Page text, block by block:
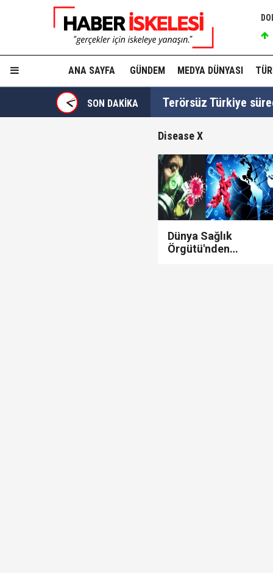
ANA SAYFA GÜNDEM MEDYA DÜNYASI
SON DAKİKA Terörsüz Türkiye
TGRT Ankara
yapmadım' dedi..."
Cumhurbaşkanı
Protesto oylar
Disease X
Dünya Sağlık
Örgütü'nden